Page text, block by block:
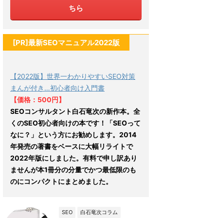
ちら
[PR]最新SEOマニュアル2022版
【2022版】世界一わかりやすいSEO対策
まんが付き…初心者向け入門書
【価格：500円】
SEOコンサルタント白石竜次の新作本。全
くのSEO初心者向けの本です！「SEOって
なに？」という方にお勧めします。2014
年発売の著書をベースに大幅リライトで
2022年版にしました。有料で申し訳あり
ませんが本1冊分の分量でかつ最低限のも
のにコンパクトにまとめました。
SEO 白石竜次コラム